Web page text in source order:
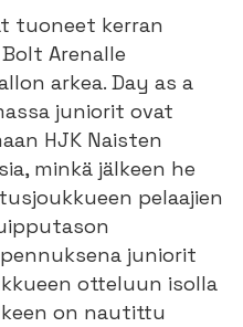
tuoneet kerran
Arenalle
arkea. Day as a
juniorit ovat
HJK Naisten
minkä jälkeen he
pelaajien
juniorit
otteluun isolla
on nautittu